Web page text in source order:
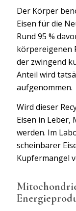
Der Körper
Eisen für die
Rund 95 %
körpereigenen
der zwingend
Anteil wird
aufgenommen.
Wird dieser
Eisen in Leber,
werden. Im
scheinbarer
Kupfermangel